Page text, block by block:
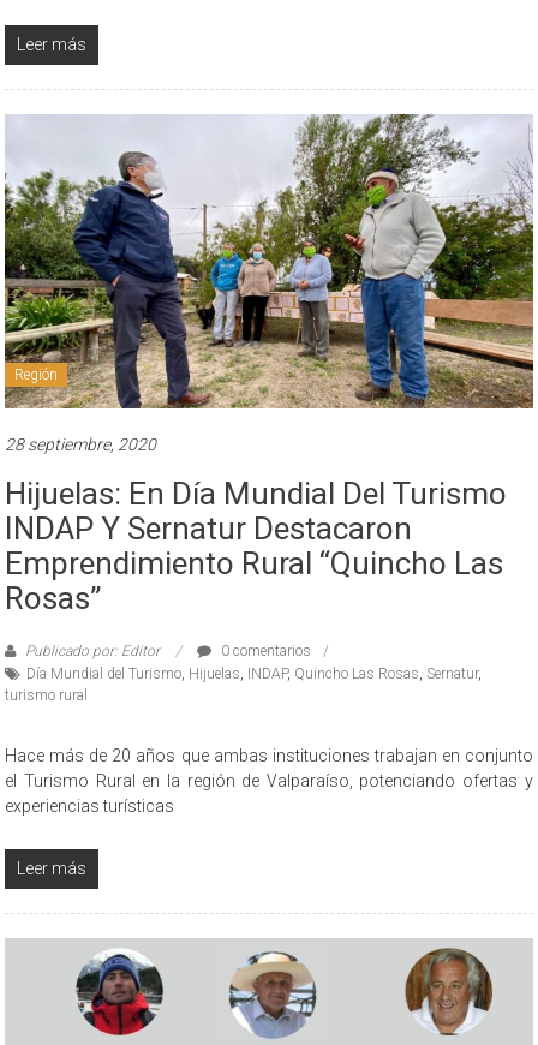
Leer más
Región
28 septiembre, 2020
Hijuelas: En Día Mundial Del Turismo
INDAP Y Sernatur Destacaron
Emprendimiento Rural “Quincho Las
Rosas”
Publicado por: Editor
0 comentarios
Día Mundial del Turismo, Hijuelas, INDAP, Quincho Las Rosas,Sernatur,
turismo rural
Hace más de 20 años que ambas instituciones trabajan en conjunto
el Turismo Rural en la región de Valparaíso, potenciando ofertas y
experiencias turísticas
Leer más